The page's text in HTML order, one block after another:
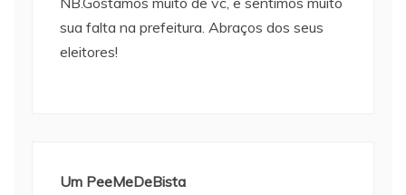
sua falta na prefeitura. Abraços dos seus
eleitores!
Um PeeMeDeBista